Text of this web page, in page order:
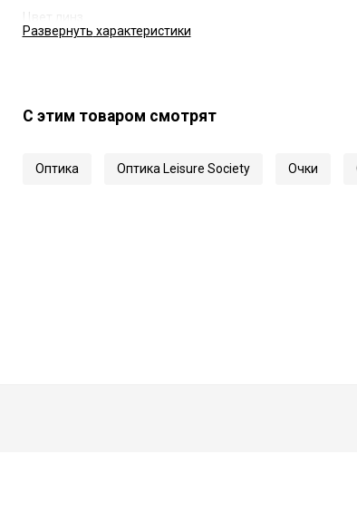
Цвет линз
Длина заушника
Артикул
Развернуть характеристики
С этим товаром смотрят
Оптика Оптика Leisure Society Очки